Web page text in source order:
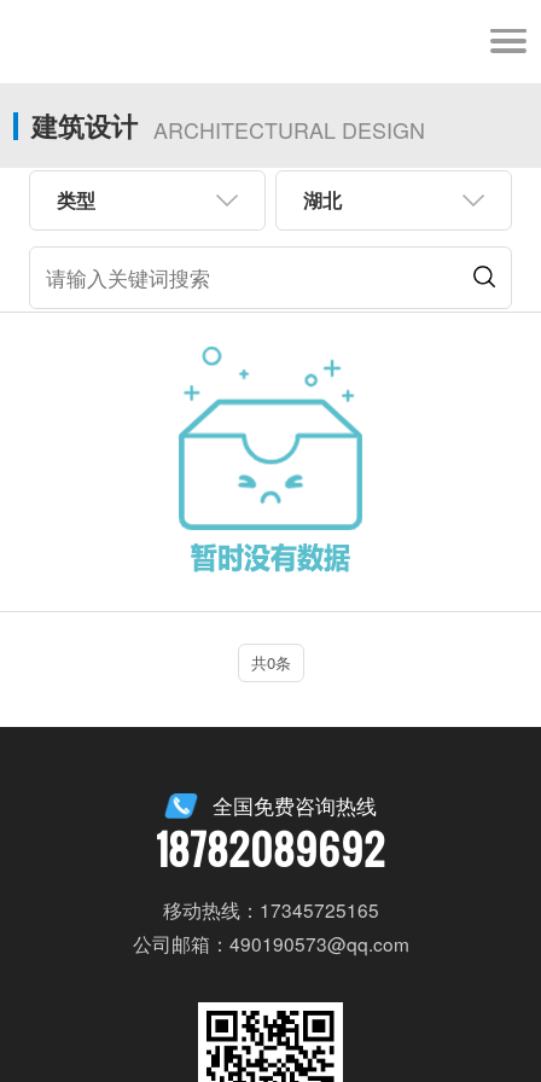
建筑设计 ARCHITECTURAL DESIGN
类型 湖北
共0条
全国免费咨询热线
18782089692
移动热线：17345725165
公司邮箱：490190573@qq.com